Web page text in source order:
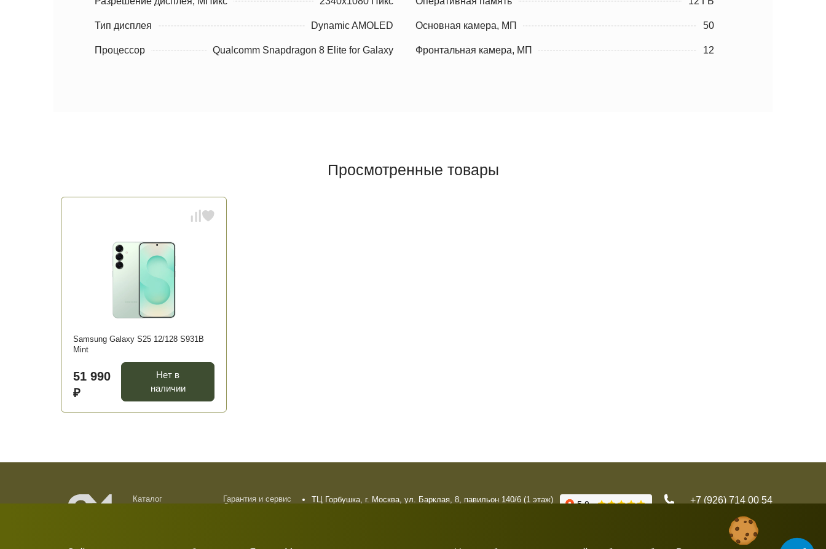
Тип дисплея Dynamic AMOLED
Процессор Qualcomm Snapdragon 8 Elite for Galaxy
Основная камера, МП 50
Фронтальная камера, МП 12
Просмотренные товары
Samsung Galaxy S25 12/128 S931B
Mint
51 990
₽
Нет в
наличии
Каталог
Гарантия и сервис
Доставка и оплата
ТЦ Горбушка, г. Москва, ул. Барклая, 8, павильон 140/6 (1 этаж)
+7 (926) 714 00 54